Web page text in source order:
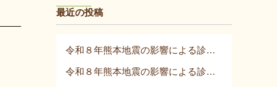
最近の投稿
令和８年熊本地震の影響による診療について②
令和８年熊本地震の影響による診療について